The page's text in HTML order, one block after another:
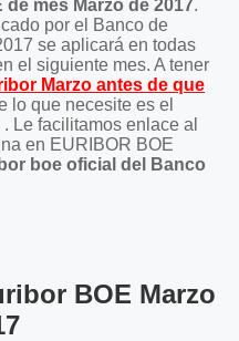
de mes Marzo de 2017.
por el Banco de
se aplicará en todas
el siguiente mes. A tener
Marzo antes de que
lo que necesite es el
Le facilitamos enlace al
en EURIBOR BOE
boe oficial del Banco
BOE Marzo